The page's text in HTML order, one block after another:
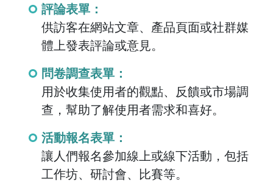
評論表單：
供訪客在網站文章、產品頁面或社群媒
體上發表評論或意見。
問卷調查表單：
用於收集使用者的觀點、反饋或市場調
查，幫助了解使用者需求和喜好。
活動報名表單：
讓人們報名參加線上或線下活動，包括
工作坊、研討會、比賽等。